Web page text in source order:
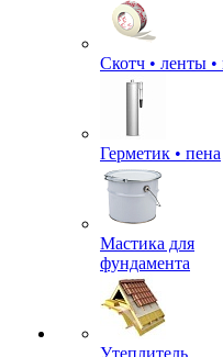
Скотч • ленты •
Герметик • пена
Мастика для
фундамента
Утеплитель